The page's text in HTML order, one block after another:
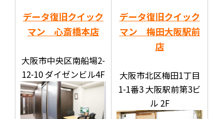
データ復旧クイック
マン 心斎橋本店
大阪市中央区南船場2-
12-10 ダイゼンビル4F
データ復旧クイック
マン 梅田大阪駅前
店
大阪市北区梅田1丁目
1-1番3 大阪駅前第3ビ
ル 2F